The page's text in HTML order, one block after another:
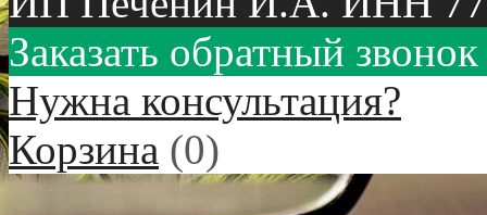
Заказать обратный звонок
Нужна консультация?
Корзина (0)